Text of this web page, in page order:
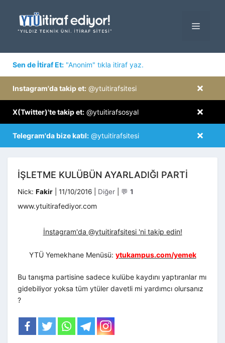
MENÜ
Sen de İtiraf Et: "Anonim" tıkla itiraf yaz.
×
Instagram'da takip et: @ytuitirafsitesi
×
X(Twitter)'te takip et: @ytuitirafsosyal
×
Telegram'da bize katıl: @ytuitirafsitesi
İŞLETME KULÜBÜN AYARLADIĞI PARTI
Nick: Fakir 11/10/2016 Kategoriler
Diğer 💬 1
www.ytuitirafediyor.com
İnstagram'da @ytuitirafsitesi 'ni takip edin!
YTÜ Yemekhane Menüsü: ytukampus.com/yemek
Bu tanışma partisine sadece kulübe kaydını yaptıranlar mı
gidebiliyor yoksa tüm ytüler davetli mi yardımcı olursanız
?